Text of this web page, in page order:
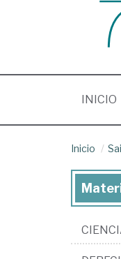
INICIO
Inicio